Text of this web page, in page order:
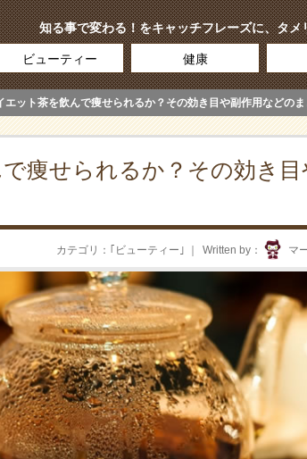
知る事で変わる！をキャッチフレーズに、タ
ビューティー 健康
エット茶を飲んで痩せられるか？その効き目や副作用などの
痩せられるか？その効き目
Written by マ
カテゴリ ｢ ビューティー ｣